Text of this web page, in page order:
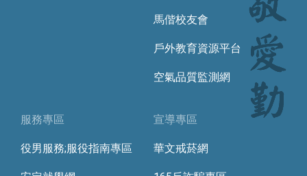
馬偕校友會
戶外教育資源平台
空氣品質監測網
服務專區
役男服務;服役指南專區
宣導專區
華文戒菸網